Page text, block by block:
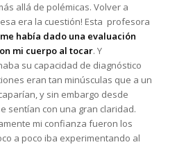
allá de polémicas. Volver a
era la cuestión! Esta profesora
había dado una evaluación
mi cuerpo al tocar. Y
su capacidad de diagnóstico
eran tan minúsculas que a un
y sin embargo desde
sentían con una gran claridad.
mi confianza fueron los
a poco iba experimentando al